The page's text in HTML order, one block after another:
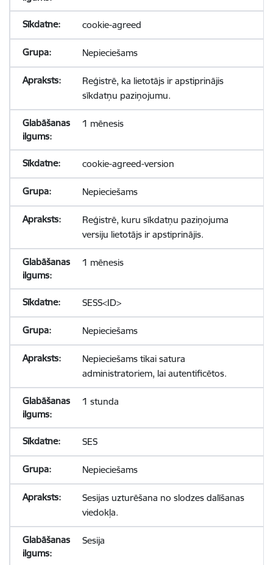
cookie-agreed
Nepieciešams
Reģistrē, ka lietotājs ir apstiprinājis
sīkdatņu paziņojumu.
1 mēnesis
cookie-agreed-version
Nepieciešams
Reģistrē, kuru sīkdatņu paziņojuma
versiju lietotājs ir apstiprinājis.
1 mēnesis
SESS<ID>
Nepieciešams
Nepieciešams tikai satura
administratoriem, lai autentificētos.
1 stunda
SES
Nepieciešams
Sesijas uzturēšana no slodzes dalīšanas
viedokļa.
Sesija